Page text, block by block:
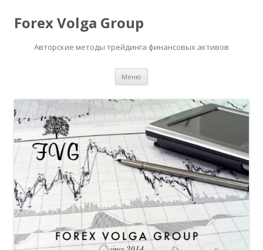
Forex Volga Group
Авторские методы трейдинга финансовых активов
Меню